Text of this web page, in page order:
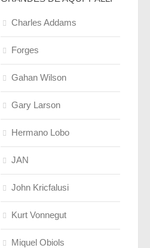
Charles Addams
Forges
Gahan Wilson
Gary Larson
Hermano Lobo
JAN
John Kricfalusi
Kurt Vonnegut
Miquel Obiols